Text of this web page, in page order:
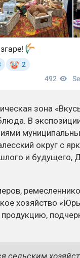
зона
В
округ с
и будущего,
хозяйство